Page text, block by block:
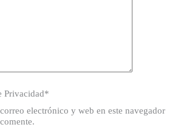
Privacidad*
electrónico y web en este navegador